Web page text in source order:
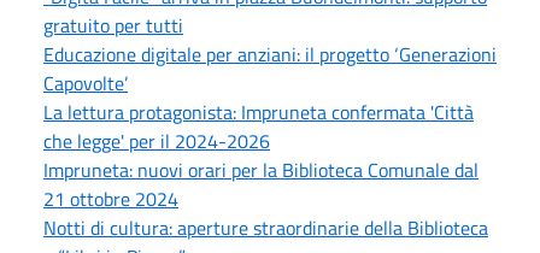
gratuito per tutti
Educazione digitale per anziani: il progetto ‘Generazioni
Capovolte’
La lettura protagonista: Impruneta confermata 'Città
che legge' per il 2024-2026
Impruneta: nuovi orari per la Biblioteca Comunale dal
21 ottobre 2024
Notti di cultura: aperture straordinarie della Biblioteca